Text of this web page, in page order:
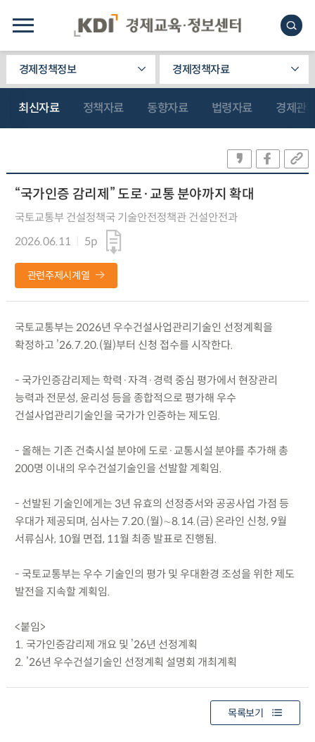
경제정책정보 경제정책자료
최신자료 정책자료 동향자료 법령자료 경제관
“국가인증 감리제” 도로·교통 분야까지 확대
국토교통부 건설정책국 기술안전정책관 건설안전과
2026.06.11
5p
관련주제시계열
국토교통부는 2026년 우수건설사업관리기술인 선정계획을
확정하고 ’26.7.20.(월)부터 신청 접수를 시작한다.
- 국가인증감리제는 학력·자격·경력 중심 평가에서 현장관리
능력과 전문성, 윤리성 등을 종합적으로 평가해 우수
건설사업관리기술인을 국가가 인증하는 제도임.
- 올해는 기존 건축시설 분야에 도로·교통시설 분야를 추가해 총
200명 이내의 우수건설기술인을 선발할 계획임.
- 선발된 기술인에게는 3년 유효의 선정증서와 공공사업 가점 등
우대가 제공되며, 심사는 7.20.(월)∼8.14.(금) 온라인 신청, 9월
서류심사, 10월 면접, 11월 최종 발표로 진행됨.
- 국토교통부는 우수 기술인의 평가 및 우대환경 조성을 위한 제도
발전을 지속할 계획임.
<붙임>
1. 국가인증감리제 개요 및 ’26년 선정계획
2. ’26년 우수건설기술인 선정계획 설명회 개최계획
목록보기